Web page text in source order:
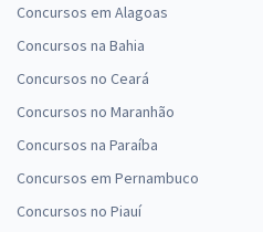
Concursos em Alagoas
Concursos na Bahia
Concursos no Ceará
Concursos no Maranhão
Concursos na Paraíba
Concursos em Pernambuco
Concursos no Piauí